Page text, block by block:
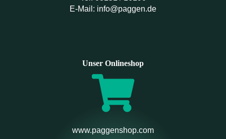
E-Mail: info@paggen.de
Unser Onlineshop
www.paggenshop.com